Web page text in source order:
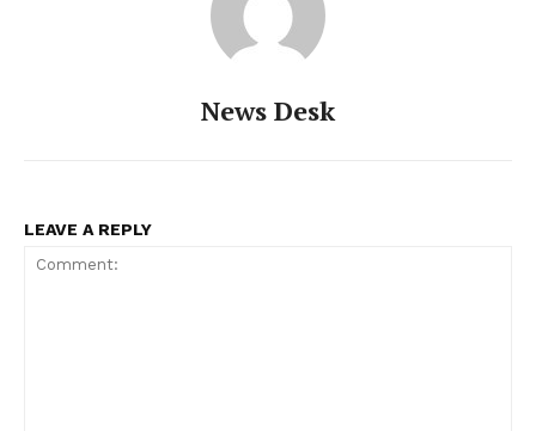
News Desk
LEAVE A REPLY